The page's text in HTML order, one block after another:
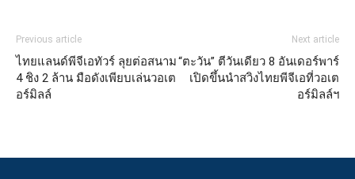
Previous article
ไทยแลนด์พีจีเอทัวร์ ลุยต่อสนาม
4 ชิง 2 ล้าน มือดังเพียบเล่นวอเต
อร์มิลล์
Next article
“ตะวัน” ตีวันเดียว 8 อันเดอร์พาร์
เปิดขึ้นนำสวิงไทยพีจีเอที่วอเต
อร์มิลล์ฯ